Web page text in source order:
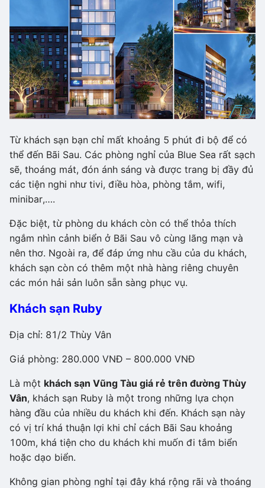
Từ khách sạn bạn chỉ mất khoảng 5 phút đi bộ để có
thể đến Bãi Sau. Các phòng nghỉ của Blue Sea rất sạch
sẽ, thoáng mát, đón ánh sáng và được trang bị đầy đủ
các tiện nghi như tivi, điều hòa, phòng tắm, wifi,
minibar,….
Đặc biệt, từ phòng du khách còn có thể thỏa thích
ngắm nhìn cảnh biển ở Bãi Sau vô cùng lãng mạn và
nên thơ. Ngoài ra, để đáp ứng nhu cầu của du khách,
khách sạn còn có thêm một nhà hàng riêng chuyên
các món hải sản luôn sẵn sàng phục vụ.
Khách sạn Ruby
Địa chỉ: 81/2 Thùy Vân
Giá phòng: 280.000 VNĐ – 800.000 VNĐ
Là một khách sạn Vũng Tàu giá rẻ trên đường Thùy
Vân, khách sạn Ruby là một trong những lựa chọn
hàng đầu của nhiều du khách khi đến. Khách sạn này
có vị trí khá thuận lợi khi chỉ cách Bãi Sau khoảng
100m, khá tiện cho du khách khi muốn đi tắm biển
hoặc dạo biển.
Không gian phòng nghỉ tại đây khá rộng rãi và thoáng